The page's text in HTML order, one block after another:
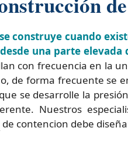
construye cuando
una parte elevada
con frecuencia en la
de forma frecuente se
se desarrolle la
Nuestros
de contencion debe